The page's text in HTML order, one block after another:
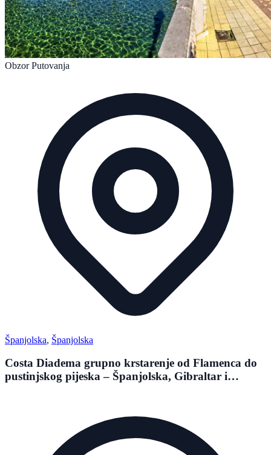
Obzor Putovanja
Španjolska, Španjolska
Costa Diadema grupno krstarenje od Flamenca do
pustinjskog pijeska – Španjolska, Gibraltar i